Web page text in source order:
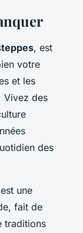
, est
votre
et les
Vivez des
des
une
fait de
traditions